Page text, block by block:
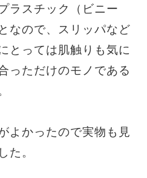
ラスチック（ビニー
なので、スリッパなど
とっては肌触りも気に
っただけのモノである
よかったので実物も見
た。